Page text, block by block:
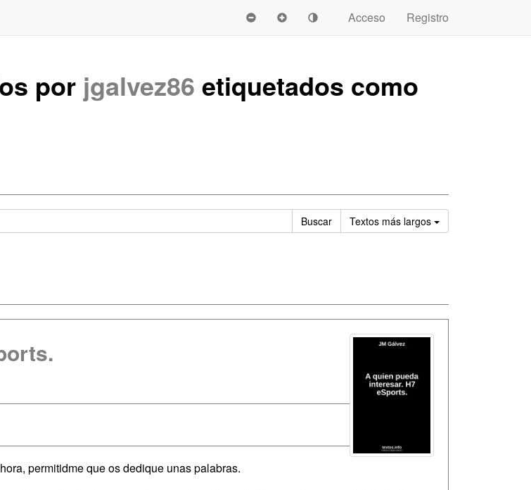
Acceso
Registro
por jgalvez86 etiquetados como
Buscar Textos más largos Ordenar
permitidme que os dedique unas palabras.